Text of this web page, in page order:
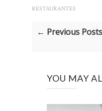
RESTAURANTES
← Previous Posts
YOU MAY